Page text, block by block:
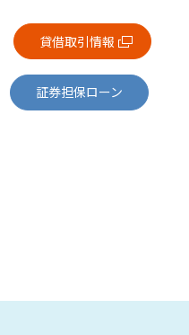
貸借取引情報
証券担保ローン